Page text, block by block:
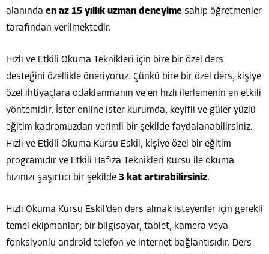
alanında en az 15 yıllık uzman deneyime sahip öğretmenler
tarafından verilmektedir.
Hızlı ve Etkili Okuma Teknikleri için bire bir özel ders
desteğini özellikle öneriyoruz. Çünkü bire bir özel ders, kişiye
özel ihtiyaçlara odaklanmanın ve en hızlı ilerlemenin en etkili
yöntemidir. İster online ister kurumda, keyifli ve güler yüzlü
eğitim kadromuzdan verimli bir şekilde faydalanabilirsiniz.
Hızlı ve Etkili Okuma Kursu Eskil, kişiye özel bir eğitim
programıdır ve Etkili Hafıza Teknikleri Kursu ile okuma
hızınızı şaşırtıcı bir şekilde 3 kat artırabilirsiniz.
Hızlı Okuma Kursu Eskil’den ders almak isteyenler için gerekli
temel ekipmanlar; bir bilgisayar, tablet, kamera veya
fonksiyonlu android telefon ve internet bağlantısıdır. Ders